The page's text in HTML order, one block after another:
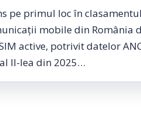
pe primul loc în
mobile din România
active, potrivit datelor
II-lea din 2025…